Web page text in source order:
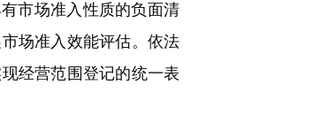
市场准入性质的负面清
场准入效能评估。依法
经营范围登记的统一表